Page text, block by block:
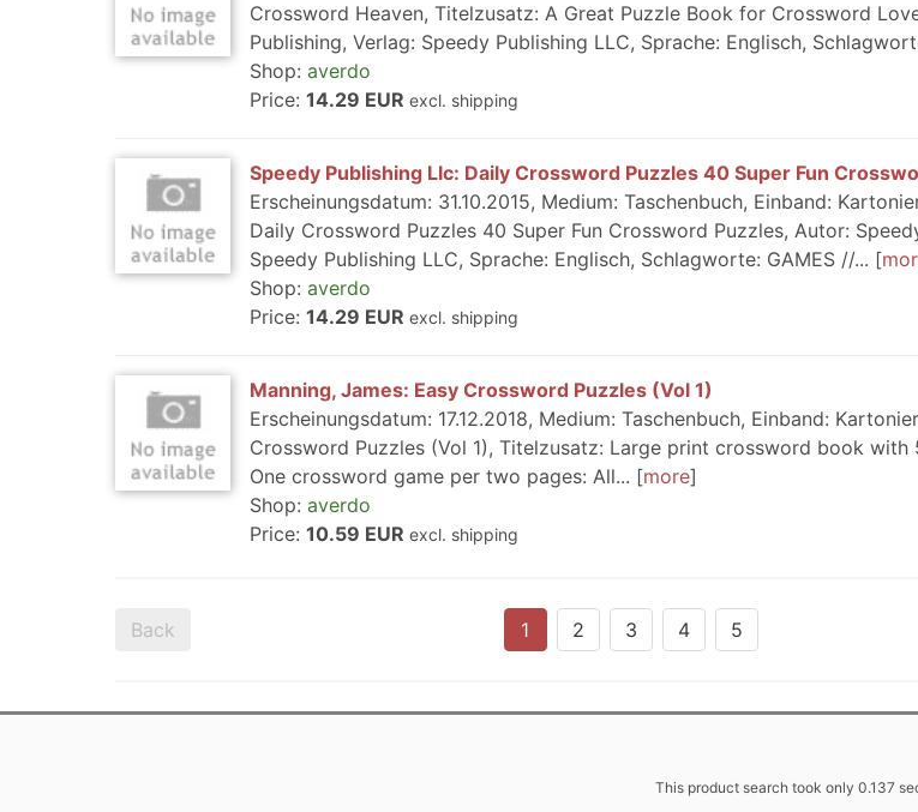
Crossword Heaven, Titelzusatz: A Great Puzzle Book for Crossword
Publishing, Verlag: Speedy Publishing LLC, Sprache: Englisch,
Shop: averdo
Price: 14.29 EUR excl. shipping
Speedy Publishing Llc: Daily Crossword Puzzles 40 Super Fun
Erscheinungsdatum: 31.10.2015, Medium: Taschenbuch, Einband:
Daily Crossword Puzzles 40 Super Fun Crossword Puzzles, Autor:
Speedy Publishing LLC, Sprache: Englisch, Schlagworte: GAMES //...
Shop: averdo
Price: 14.29 EUR excl. shipping
Manning, James: Easy Crossword Puzzles (Vol 1)
Erscheinungsdatum: 17.12.2018, Medium: Taschenbuch, Einband:
Crossword Puzzles (Vol 1), Titelzusatz: Large print crossword book with
One crossword game per two pages: All...
more
Shop: averdo
Price: 10.59 EUR excl. shipping
Back 1 2 3 4 5
This product search took only 0.137